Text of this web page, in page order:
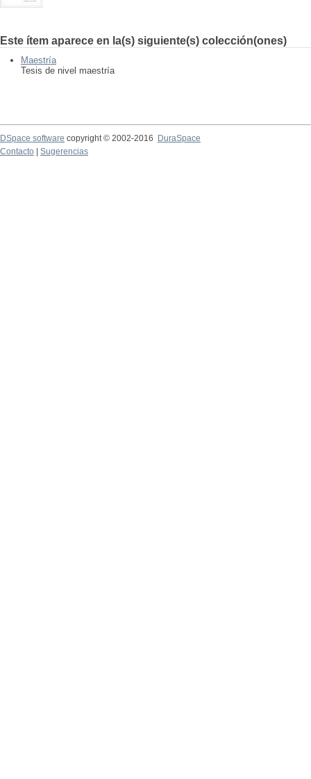
Este ítem aparece en la(s) siguiente(s) colección(ones)
Maestría
Tesis de nivel maestría
DSpace software copyright © 2002-2016
DuraSpace
Contacto
Sugerencias